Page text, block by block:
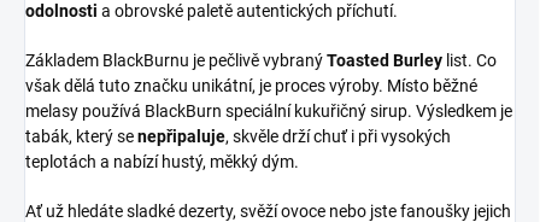
odolnosti a obrovské paletě autentických příchutí.
Základem BlackBurnu je pečlivě vybranýToasted Burley list. Co
však dělá tuto značku unikátní, je proces výroby. Místo běžné
melasy používá BlackBurn speciální kukuřičný sirup. Výsledkem je
tabák, který senepřipaluje, skvěle drží chuť i při vysokých
teplotách a nabízí hustý, měkký dým.
Ať už hledáte sladké dezerty, svěží ovoce nebo jste fanoušky jejich